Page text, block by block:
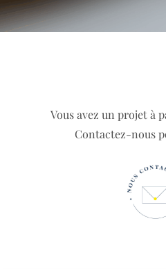
Vous avez un projet à
Contactez-nous